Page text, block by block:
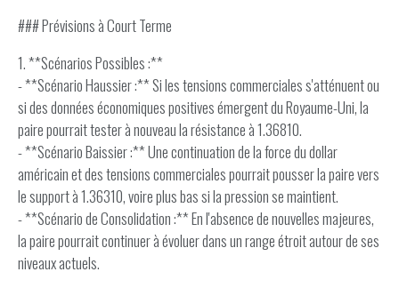
### Prévisions à Court Terme
1. **Scénarios Possibles :**
- **Scénario Haussier :** Si les tensions commerciales s'atténuent ou
si des données économiques positives émergent du Royaume-Uni, la
paire pourrait tester à nouveau la résistance à 1.36810.
- **Scénario Baissier :** Une continuation de la force du dollar
américain et des tensions commerciales pourrait pousser la paire vers
le support à 1.36310, voire plus bas si la pression se maintient.
- **Scénario de Consolidation :** En l'absence de nouvelles majeures,
la paire pourrait continuer à évoluer dans un range étroit autour de ses
niveaux actuels.